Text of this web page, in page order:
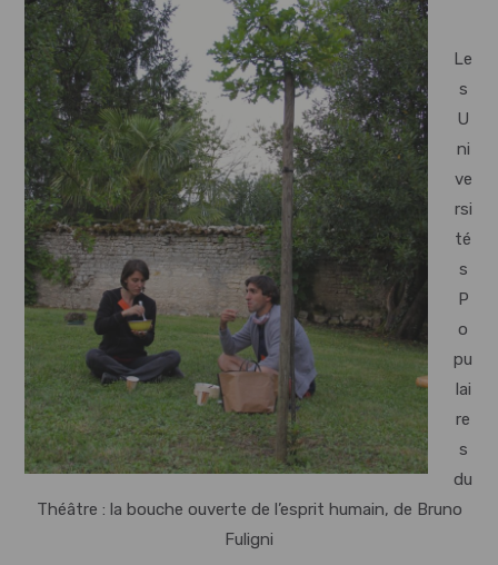
Le
s
U
ni
ve
rsi
té
s
P
o
pu
lai
re
s
du
Théâtre : la bouche ouverte de l’esprit humain, de Bruno
Fuligni